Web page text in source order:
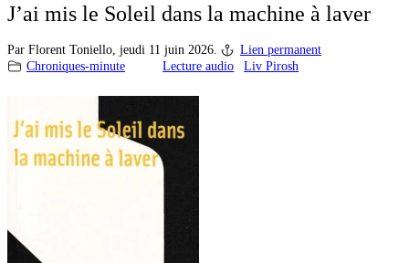
J’ai mis le Soleil dans la machine à laver
Par Florent Toniello, jeudi 11 juin 2026.
Lien permanent
Chroniques-minute
Lecture audio Liv Pirosh